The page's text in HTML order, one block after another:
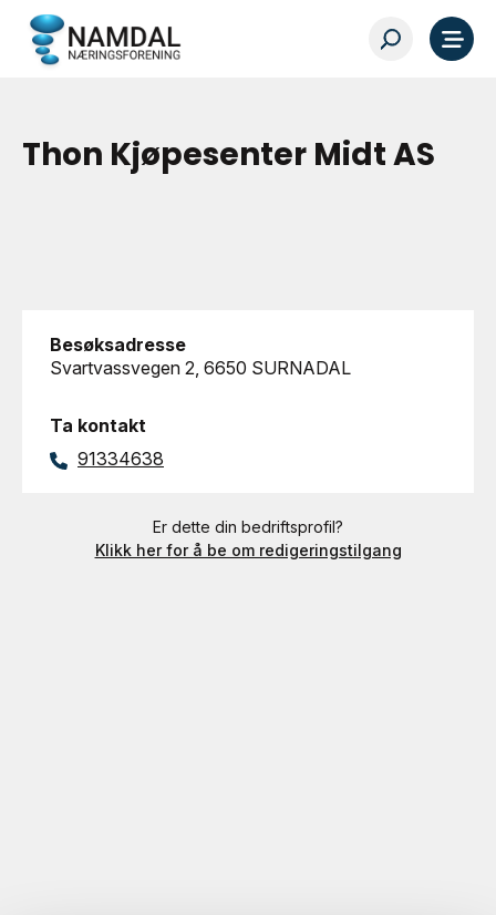
Thon Kjøpesenter Midt AS
Besøksadresse
Svartvassvegen 2, 6650 SURNADAL
Ta kontakt
91334638
Er dette din bedriftsprofil?
Klikk her for å be om redigeringstilgang